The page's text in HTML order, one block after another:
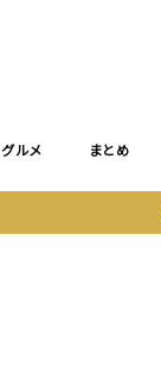
グルメ まとめ